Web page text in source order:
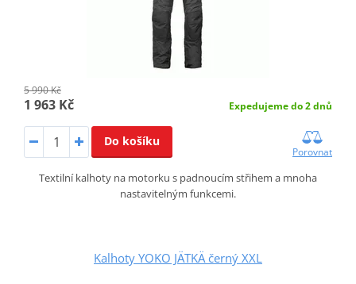
5 990 Kč
1 963 Kč Expedujeme do 2 dnů
Do košíku
Porovnat
Textilní kalhoty na motorku s padnoucím střihem a mnoha
nastavitelným funkcemi.
Kalhoty YOKO JÄTKÄ černý XXL